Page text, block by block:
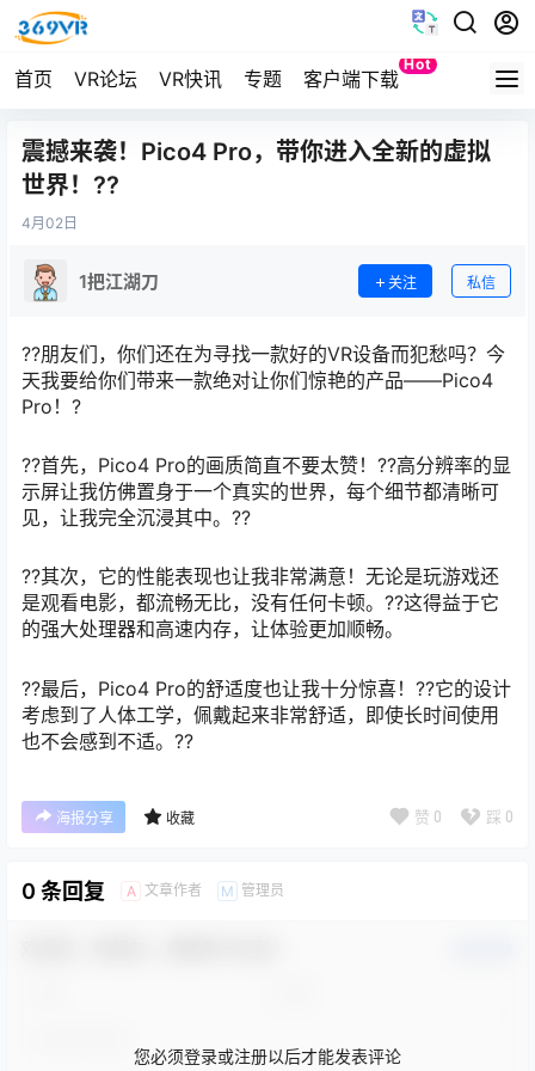
首页 VR论坛 VR快讯 专题 客户端下载
Hot
Quest
震撼来袭！Pico4 Pro，带你进入全新的虚拟
世界！??
4月 02日
1把江湖刀 关注 私信
??朋友们，你们还在为寻找一款好的VR设备而犯愁吗？今
天我要给你们带来一款绝对让你们惊艳的产品——Pico4
Pro！?
??首先，Pico4 Pro的画质简直不要太赞！??高分辨率的显
示屏让我仿佛置身于一个真实的世界，每个细节都清晰可
见，让我完全沉浸其中。??
??其次，它的性能表现也让我非常满意！无论是玩游戏还
是观看电影，都流畅无比，没有任何卡顿。??这得益于它
的强大处理器和高速内存，让体验更加顺畅。
??最后，Pico4 Pro的舒适度也让我十分惊喜！??它的设计
考虑到了人体工学，佩戴起来非常舒适，即使长时间使用
也不会感到不适。??
海报分享 收藏 赞 0 踩 0
0 条回复 A 文章作者 M 管理员
您必须登录或注册以后才能发表评论